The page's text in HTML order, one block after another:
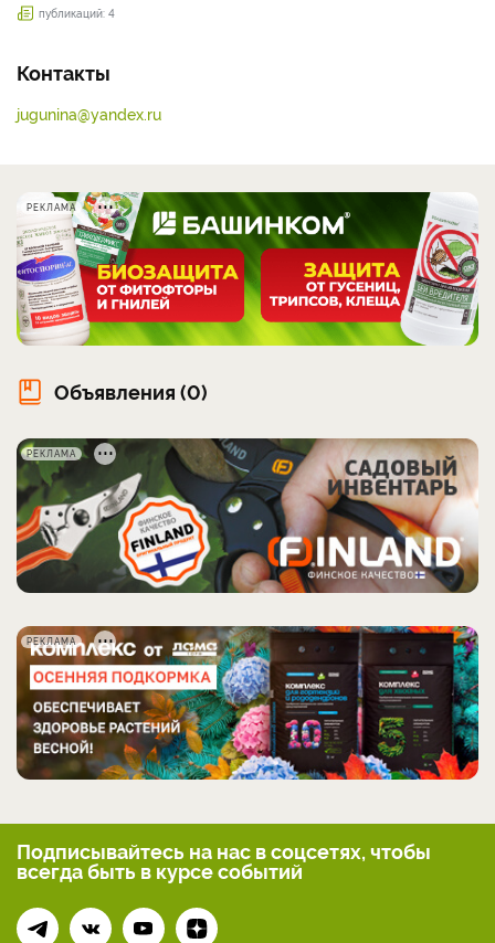
публикаций: 4
Контакты
jugunina@yandex.ru
РЕКЛАМА
Объявления (0)
РЕКЛАМА
РЕКЛАМА
Подписывайтесь на нас в соцсетях, чтобы
всегдабыть в курсе событий